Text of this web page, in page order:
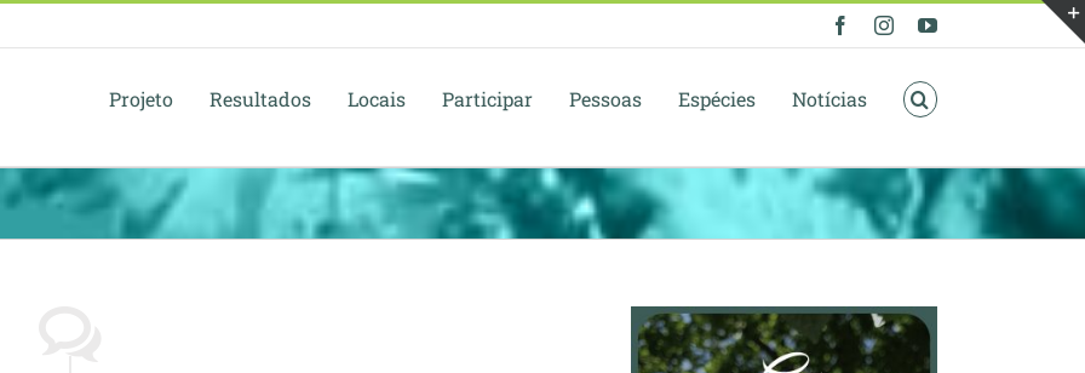
FacebookInstagramYouTube
Projeto Resultados Locais Participar Pessoas Espécies Notícias